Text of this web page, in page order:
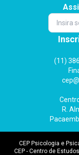
(11)
R.
CEP Psicologia e
CEP - Centro de